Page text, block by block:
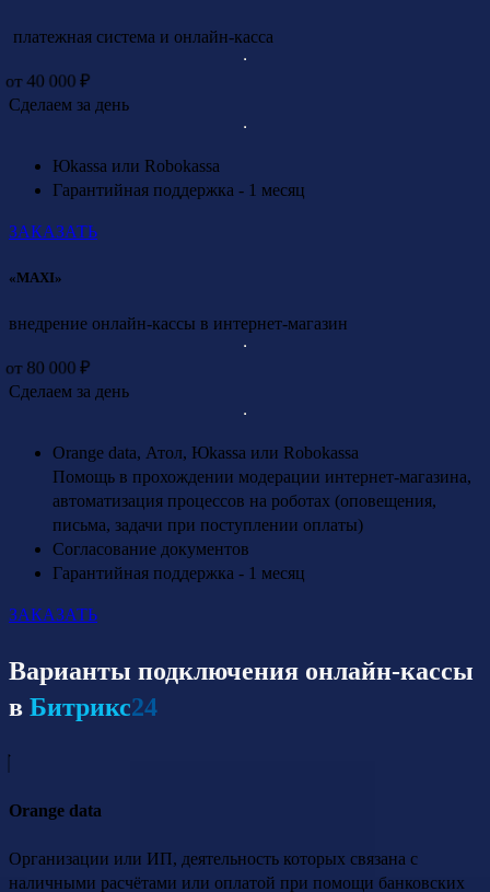
платежная система и онлайн-касса
от 40 000 ₽
Сделаем за день
Юkassa или Robokassa
Гарантийная поддержка - 1 месяц
ЗАКАЗАТЬ
«MAXI»
внедрение онлайн-кассы в интернет-магазин
от 80 000 ₽
Сделаем за день
Orange data, Атол, Юkassa или Robokassa
Помощь в прохождении модерации интернет-магазина,
автоматизация процессов на роботах (оповещения,
письма, задачи при поступлении оплаты)
Согласование документов
Гарантийная поддержка - 1 месяц
ЗАКАЗАТЬ
Варианты подключения онлайн-кассы
в Битрикс24
Orange data
Организации или ИП, деятельность которых связана с
наличными расчётами или оплатой при помощи банковских